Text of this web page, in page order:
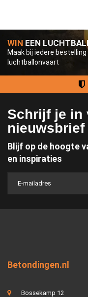
WIN EEN
Maak bij iedere bestelling
luchtballonvaart
Schrijf je in
nieuwsbrief
Blijf op de hoogte
en inspiraties
Betondingen.nl
Bossekamp 12